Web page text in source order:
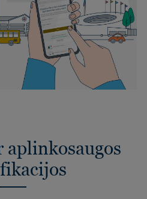
aplinkosaugos